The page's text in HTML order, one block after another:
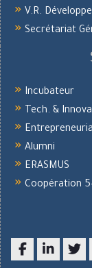
V.R.
Secrétariat
Incubateur
Tech. &
Alumni
ERASMUS
Coopération